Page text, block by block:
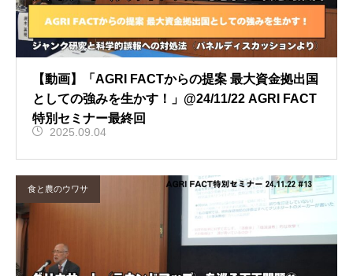
【動画】「AGRI FACTからの提案 最大資金拠出国
としての強みを生かす！」@24/11/22 AGRI FACT
特別セミナー最終回
2025.09.04
食と農のウワサ